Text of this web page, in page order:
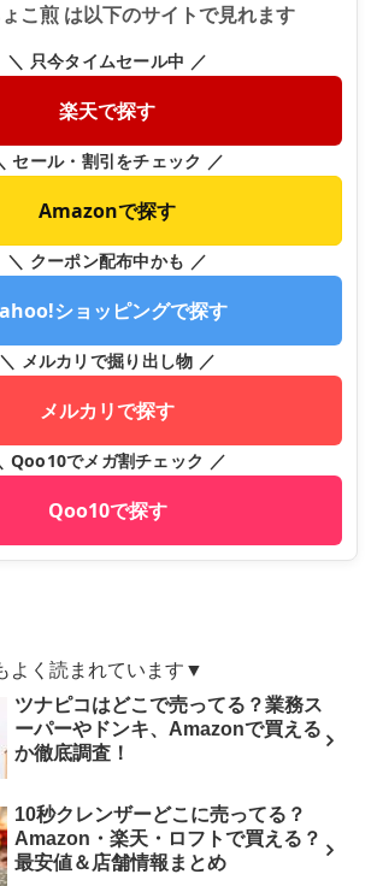
こ煎 は以下のサイトで見れます
＼ 只今タイムセール中 ／
楽天で探す
セール・割引をチェック ／
Amazonで探す
＼ クーポン配布中かも ／
ショッピングで探す
＼ メルカリで掘り出し物 ／
メルカリで探す
Qoo10でメガ割チェック ／
Qoo10で探す
よく読まれています▼
ツナピコはどこで売ってる？業務ス
ーパーやドンキ、Amazonで買える
か徹底調査！
10秒クレンザーどこに売ってる？
Amazon・楽天・ロフトで買える？
最安値＆店舗情報まとめ